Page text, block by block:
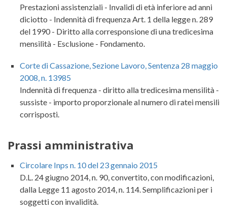
Prestazioni assistenziali - Invalidi di età inferiore ad anni
diciotto - Indennità di frequenza Art. 1 della legge n. 289
del 1990 - Diritto alla corresponsione di una tredicesima
mensilità - Esclusione - Fondamento.
Corte di Cassazione, Sezione Lavoro, Sentenza 28 maggio
2008, n. 13985
Indennità di frequenza - diritto alla tredicesima mensilità -
sussiste - importo proporzionale al numero di ratei mensili
corrisposti.
Prassi amministrativa
Circolare Inps n. 10 del 23 gennaio 2015
D.L. 24 giugno 2014, n. 90, convertito, con modificazioni,
dalla Legge 11 agosto 2014, n. 114. Semplificazioni per i
soggetti con invalidità.